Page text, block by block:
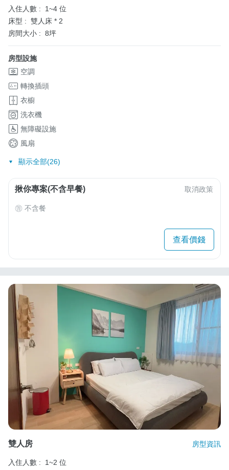
入住人數 :
1~4 位
床型 : 雙人床 * 2
房間大小 : 8坪
房型設施
空調
轉換插頭
衣櫥
洗衣機
無障礙設施
風扇
顯示全部(26)
揪你專案(不含早餐) 取消政策
不含餐
查看價錢
雙人房 房型資訊
入住人數 :
1~2 位